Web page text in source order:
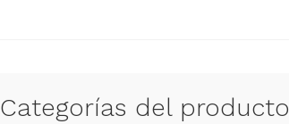
Categorías del producto